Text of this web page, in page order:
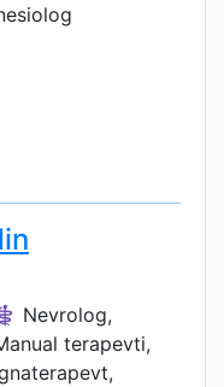
Nevrolog,
terapevti,